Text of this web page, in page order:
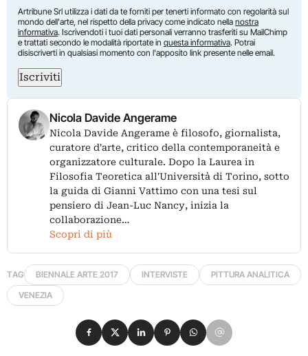
Artribune Srl utilizza i dati da te forniti per tenerti informato con regolarità sul
mondo dell'arte, nel rispetto della privacy come indicato nella nostra
informativa. Iscrivendoti i tuoi dati personali verranno trasferiti su MailChimp
e trattati secondo le modalità riportate in questa informativa. Potrai
disiscriverti in qualsiasi momento con l'apposito link presente nelle email.
Iscriviti
Nicola Davide Angerame
Nicola Davide Angerame è filosofo, giornalista,
curatore d'arte, critico della contemporaneità e
organizzatore culturale. Dopo la Laurea in
Filosofia Teoretica all'Università di Torino, sotto
la guida di Gianni Vattimo con una tesi sul
pensiero di Jean-Luc Nancy, inizia la
collaborazione…
Scopri di più
TAG BIENNALE ARTE 2017 INTERVISTE
PITTURA ANALITICA
VENEZIA
Condividi su Facebook
Condividi su X
Condividi su LinkedIn
Condividi su Pinterest
Condividi su WhatsApp
Condividi su Email